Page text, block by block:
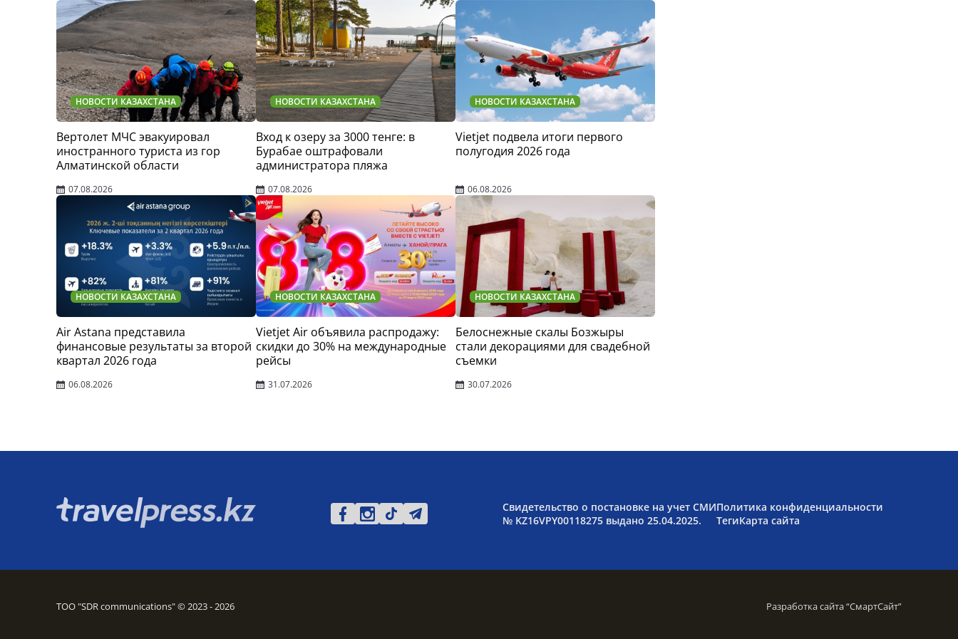
НОВОСТИ КАЗАХСТАНА
Вертолет МЧС эвакуировал
иностранного туриста из гор
Алматинской области
07.08.2026
НОВОСТИ КАЗАХСТАНА
Вход к озеру за 3000 тенге: в
Бурабае оштрафовали
администратора пляжа
07.08.2026
НОВОСТИ КАЗАХСТАНА
Vietjet подвела итоги первого
полугодия 2026 года
06.08.2026
НОВОСТИ КАЗАХСТАНА
Air Astana представила
финансовые результаты за второй
квартал 2026 года
06.08.2026
НОВОСТИ КАЗАХСТАНА
Vietjet Air объявила распродажу:
скидки до 30% на международные
рейсы
31.07.2026
НОВОСТИ КАЗАХСТАНА
Белоснежные скалы Бозжыры
стали декорациями для свадебной
съемки
30.07.2026
Свидетельство о постановке на учет СМИ
№ KZ16VPY00118275 выдано 25.04.2025.
Политика конфиденциальности
ТегиКарта сайта
ТОО "SDR communications" © 2023 - 2026 Разработка сайта “СмартСайт”